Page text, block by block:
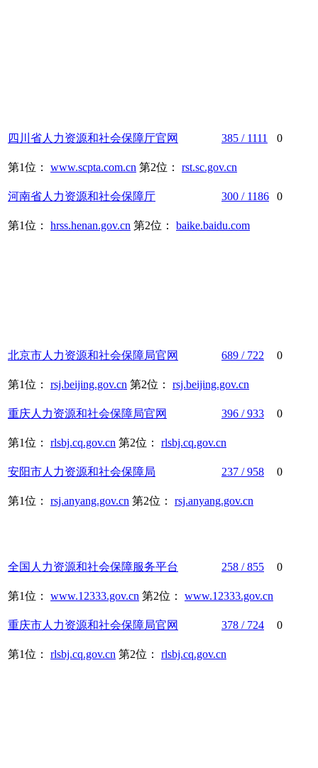
四川省人力资源和社会保障厅官网 385 / 1111 0
第1位： www.scpta.com.cn 第2位： rst.sc.gov.cn
河南省人力资源和社会保障厅 300 / 1186 0
第1位： hrss.henan.gov.cn 第2位： baike.baidu.com
北京市人力资源和社会保障局官网 689 / 722 0
第1位： rsj.beijing.gov.cn 第2位： rsj.beijing.gov.cn
重庆人力资源和社会保障局官网 396 / 933 0
第1位： rlsbj.cq.gov.cn 第2位： rlsbj.cq.gov.cn
安阳市人力资源和社会保障局 237 / 958 0
第1位： rsj.anyang.gov.cn 第2位： rsj.anyang.gov.cn
全国 人力资源和社会保障服务平台 258 / 855 0
第1位： www.12333.gov.cn 第2位： www.12333.gov.cn
重庆市人力资源和社会保障局官网 378 / 724 0
第1位： rlsbj.cq.gov.cn 第2位： rlsbj.cq.gov.cn